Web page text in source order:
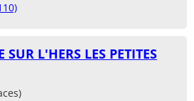
SUR L'HERS LES PETITES